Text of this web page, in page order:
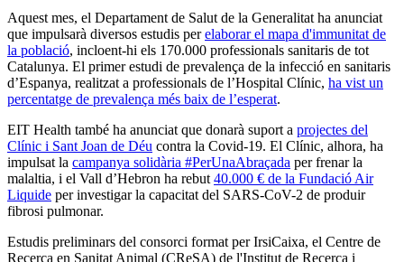
Aquest mes, el Departament de Salut de la Generalitat ha anunciat
que impulsarà diversos estudis perelaborar el mapa d'immunitat de
la població, incloent-hi els 170.000 professionals sanitaris de tot
Catalunya. El primer estudi de prevalença de la infecció en sanitaris
d’Espanya, realitzat a professionals de l’Hospital Clínic, ha vist un
percentatge de prevalença més baix de l’esperat.
EIT Health també ha anunciat que donarà suport a projectes del
Clínic i Sant Joan de Déu contra la Covid-19. El Clínic, alhora, ha
impulsat la campanya solidària #PerUnaAbraçada per frenar la
malaltia, i el Vall d’Hebron ha rebut 40.000 € de la Fundació Air
Liquide per investigar la capacitat del SARS-CoV-2 de produir
fibrosi pulmonar.
Estudis preliminars del consorci format per IrsiCaixa, el Centre de
Recerca en Sanitat Animal (CReSA) de l'Institut de Recerca i